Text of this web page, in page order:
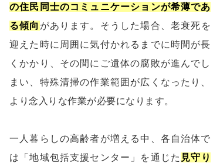
の住民同士のコミュニケーションが希薄であ
る傾向 があります。そうした場合、老衰死を
迎えた時に周囲に気付かれるまでに時間が長
くかかり、その間にご遺体の腐敗が進んでし
まい、特殊清掃の作業範囲が広くなったり、
より念入りな作業が必要になります。
一人暮らしの高齢者が増える中、各自治体で
は「地域包括支援センター」を通じた 見守り